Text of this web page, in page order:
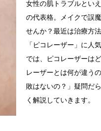
女性の肌トラブルとい
の代表格。メイクで誤
せんか？最近は治療方
「ピコレーザー」に人
では、ピコレーザーは
レーザーとは何が違う
敗はないの？」疑問だ
く解説していきます。